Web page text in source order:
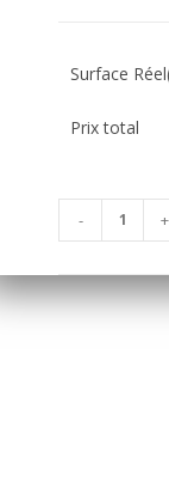
Surface
Prix total
- +